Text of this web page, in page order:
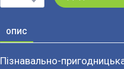
ОПИС
Пізнавально-